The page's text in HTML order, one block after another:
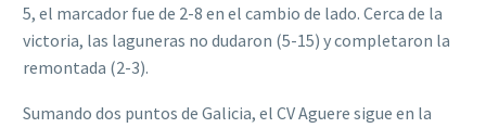
5, el marcador fue de 2-8 en el cambio de lado. Cerca de la
victoria, las laguneras no dudaron (5-15) y completaron la
remontada (2-3).
Sumando dos puntos de Galicia, el CV Aguere sigue en la